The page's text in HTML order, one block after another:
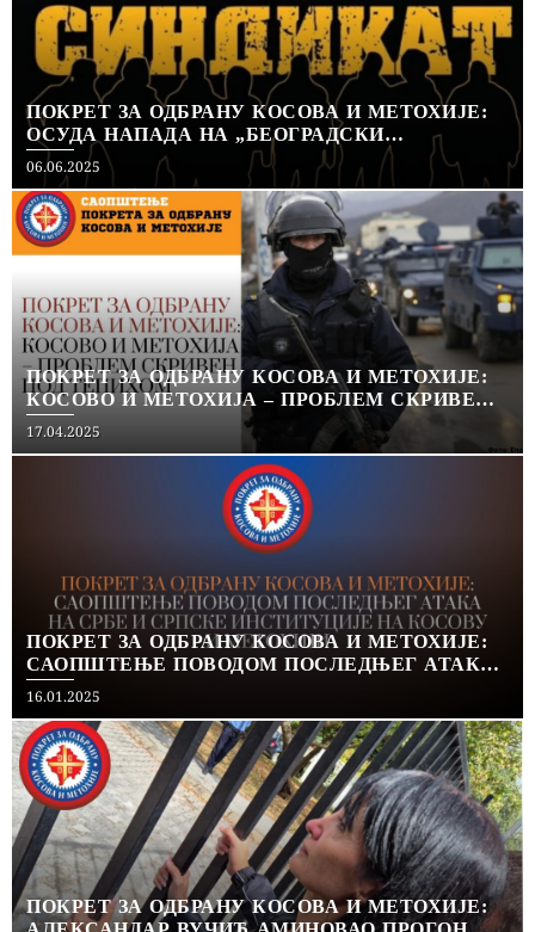
ПОКРЕТ ЗА ОДБРАНУ КОСОВА И МЕТОХИЈЕ:
ОСУДА НАПАДА НА „БЕОГРАДСКИ
СИНДИКАТ“
Posted
on
06.06.2025
ПОКРЕТ ЗА ОДБРАНУ КОСОВА И МЕТОХИЈЕ:
КОСОВО И МЕТОХИЈА – ПРОБЛЕМ СКРИВЕН
ПОД ТЕПИХОМ
Posted
on
17.04.2025
ПОКРЕТ ЗА ОДБРАНУ КОСОВА И МЕТОХИЈЕ:
САОПШТЕЊЕ ПОВОДОМ ПОСЛЕДЊЕГ АТАКА
НА СРБЕ И СРПСКЕ ИНСТИТУЦИЈЕ НА
Posted
on
16.01.2025
ПОКРЕТ ЗА ОДБРАНУ КОСОВА И МЕТОХИЈЕ: